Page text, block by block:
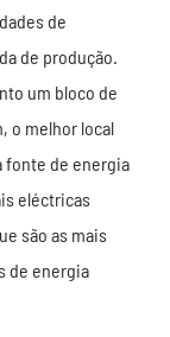
de
de produção.
um bloco de
o melhor local
fonte de energia
eléctricas
são as mais
de energia